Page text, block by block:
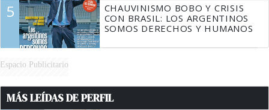
5
CHAUVINISMO BOBO Y CRISIS
CON BRASIL: LOS ARGENTINOS
SOMOS DERECHOS Y HUMANOS
Espacio Publicitario
MÁS LEÍDAS DE PERFIL